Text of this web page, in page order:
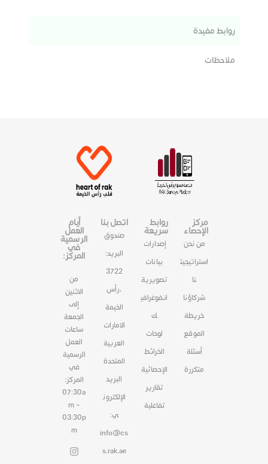
روابط مفيدة
ملاحظات
مركز
الإحصاء
من نحن
استراتيجيت
نا
شركاؤنا
خريطة
الموقع
أسئلة
متكررة
روابط
سريعة
إصدارات
بيانات
تصويرية
انفوغرافي
ك
لوحات
الخرائط
الإحصائية
تقارير
تفاعلية
اتصل بنا
صندوق
البريد:
3722
،رأس
الخيمة
الامارات
العربية
المتحدة
البريد
الإلكترون
ي:
info@cs
s.rak.ae
أيام
العمل
الرسمية
في
المركز:
من
الاثنين
إلى
الجمعة
ساعات
العمل
الرسمية
في
المركز:
07:30a
m –
03:30p
m